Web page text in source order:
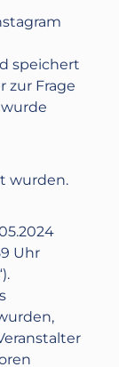
speichert
zur Frage
wurden.
2024
Uhr